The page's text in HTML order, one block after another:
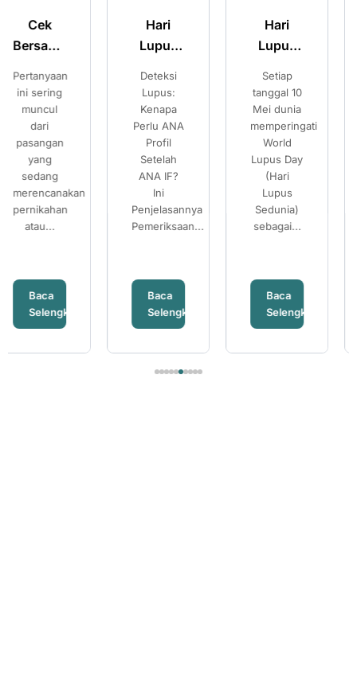
Hari
Lupus
Kenali
Gejala
Lupus
dan
Pentingnya
Pemeriksaan
ANA IF
Deteksi
Lupus:
Kenapa
Perlu ANA
Profil
Setelah
ANA IF?
Ini
Penjelasannya
Pemeriksaan...
Baca
Selengkapnya
Hari
Lupus
Kenali
Gejala
Lupus
dan
Pentingnya
Pemeriksaan
ANA IF
Setiap
tanggal 10
Mei dunia
memperingati
World
Lupus Day
(Hari
Sedunia)
sebagai...
Baca
Selengkapnya
Kehamilan
Pilihan
Setelah
Mengetahui
Risiko
Thalassemia
Pilihan
Setelah
Mengetahui
Risiko
Thalassemia
Banyak
pasangan
mempersiapkan
kehamilan...
Baca